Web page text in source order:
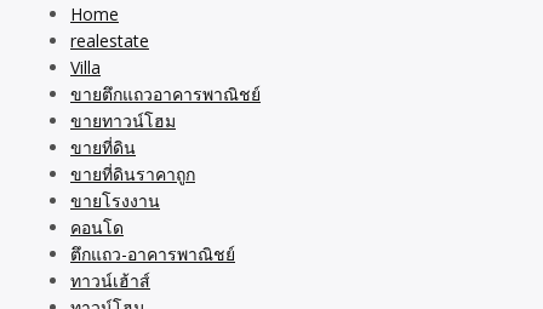
Home
realestate
Villa
ขายตึกแถวอาคารพาณิชย์
ขายทาวน์โฮม
ขายที่ดิน
ขายที่ดินราคาถูก
ขายโรงงาน
คอนโด
ตึกแถว-อาคารพาณิชย์
ทาวน์เฮ้าส์